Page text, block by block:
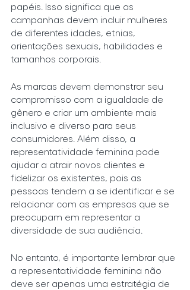
papéis. Isso significa que as
campanhas devem incluir mulheres
de diferentes idades, etnias,
orientações sexuais, habilidades e
tamanhos corporais.
As marcas devem demonstrar seu
compromisso com a igualdade de
gênero e criar um ambiente mais
inclusivo e diverso para seus
consumidores. Além disso, a
representatividade feminina pode
ajudar a atrair novos clientes e
fidelizar os existentes, pois as
pessoas tendem a se identificar e se
relacionar com as empresas que se
preocupam em representar a
diversidade de sua audiência.
No entanto, é importante lembrar que
a representatividade feminina não
deve ser apenas uma estratégia de